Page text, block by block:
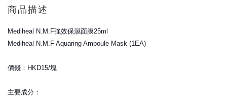
商品描述
Mediheal N.M.F強效保濕面膜25ml
Mediheal N.M.F Aquaring Ampoule Mask (1EA)
價錢：HKD15/塊
主要成分：